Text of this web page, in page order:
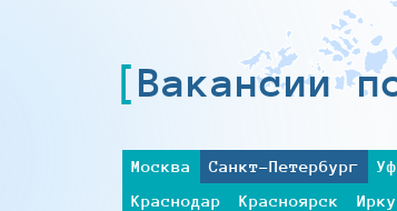
Вакансии
Москва Санкт-Петербург
Краснодар
Красноярск